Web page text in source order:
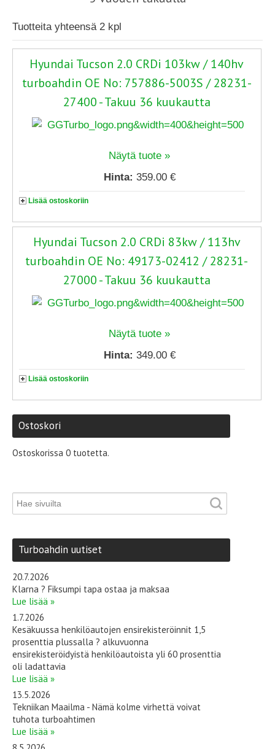
Tuotteita yhteensä 2 kpl
Hyundai Tucson 2.0 CRDi 103kw / 140hv
turboahdin OE No: 757886-5003S / 28231-
27400 - Takuu 36 kuukautta
Näytä tuote »
Hinta: 359.00 €
Lisää ostoskoriin
Hyundai Tucson 2.0 CRDi 83kw / 113hv
turboahdin OE No: 49173-02412 / 28231-
27000 - Takuu 36 kuukautta
Näytä tuote »
Hinta: 349.00 €
Lisää ostoskoriin
Ostoskori
Ostoskorissa 0 tuotetta.
Turboahdin uutiset
20.7.2026
Klarna ? Fiksumpi tapa ostaa ja maksaa
Lue lisää »
1.7.2026
Kesäkuussa henkilöautojen ensirekisteröinnit 1,5
prosenttia plussalla ? alkuvuonna
ensirekisteröidyistä henkilöautoista yli 60 prosenttia
oli ladattavia
Lue lisää »
13.5.2026
Tekniikan Maailma - Nämä kolme virhettä voivat
tuhota turboahtimen
Lue lisää »